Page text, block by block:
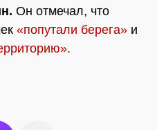
Он отмечал, что
«попутали берега» и